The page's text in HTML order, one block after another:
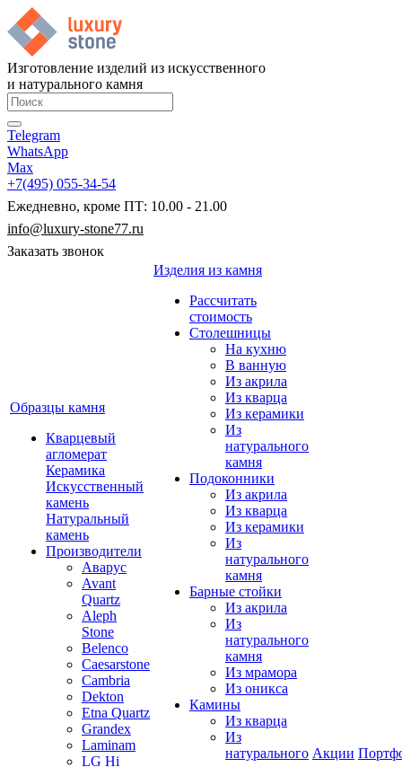
Изготовление изделий из искусственного
и натурального камня
Telegram
WhatsApp
Max
+7(495) 055-34-54
Ежедневно, кроме ПТ: 10.00 - 21.00
info@luxury-stone77.ru
Заказать звонок
Образцы камня
Кварцевый
агломерат
Керамика
Искусственный
камень
Натуральный
камень
Производители
Аварус
Avant
Quartz
Aleph
Stone
Belenco
Caesarstone
Cambria
Dekton
Etna Quartz
Grandex
Laminam
LG Hi
Изделия из камня
Рассчитать
стоимость
Столешницы
На кухню
В ванную
Из акрила
Из кварца
Из керамики
Из
натурального
камня
Подоконники
Из акрила
Из кварца
Из керамики
Из
натурального
камня
Барные стойки
Из акрила
Из
натурального
камня
Из мрамора
Из оникса
Камины
Из кварца
Из
натурального Акции